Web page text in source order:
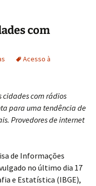
com
Acesso à
cidades com rádios
para uma tendência de
Provedores de internet
de Informações
no último dia 17
e Estatística (IBGE),